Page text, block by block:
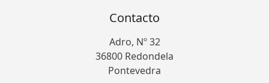
Contacto
Adro, Nº 32
36800 Redondela
Pontevedra